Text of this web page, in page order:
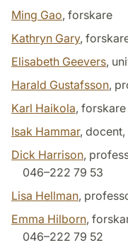
Ming Gao, forskare
Kathryn Gary,
Elisabeth Geevers,
Harald Gustafsson,
Karl Haikola, forskare
Isak Hammar,
Dick Harrison,
046–222 79 53
Lisa Hellman,
Emma Hilborn,
046–222 79 52